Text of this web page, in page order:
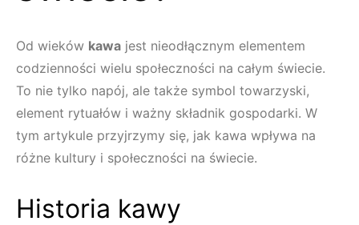
Od wieków kawa jest nieodłącznym elementem
codzienności wielu społeczności na całym świecie.
To nie tylko napój, ale także symbol towarzyski,
element rytuałów i ważny składnik gospodarki. W
tym artykule przyjrzymy się, jak kawa wpływa na
różne kultury i społeczności na świecie.
Historia kawy